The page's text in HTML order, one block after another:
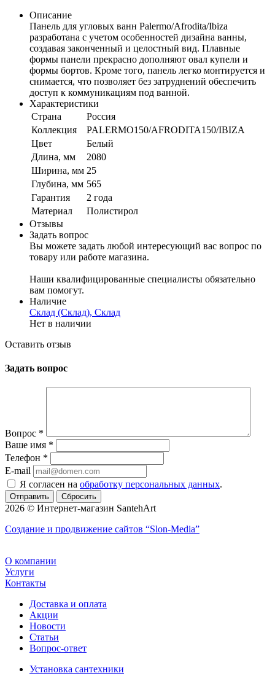
Описание
Панель для угловых ванн Palermo/Afrodita/Ibiza
разработана с учетом особенностей дизайна ванны,
создавая законченный и целостный вид. Плавные
формы панели прекрасно дополняют овал купели и
формы бортов. Кроме того, панель легко монтируется и
снимается, что позволяет без затруднений обеспечить
доступ к коммуникациям под ванной.
Характеристики
Страна
Россия
Коллекция
PALERMO150/AFRODITA150/IBIZA
Цвет
Белый
Длина, мм
2080
Ширина, мм 25
Глубина, мм 565
Гарантия
2 года
Материал
Полистирол
Отзывы
Задать вопрос
Вы можете задать любой интересующий вас вопрос по
товару или работе магазина.
Наши квалифицированные специалисты обязательно
вам помогут.
Наличие
Склад (Склад), Склад
Нет в наличии
Оставить отзыв
Задать вопрос
Вопрос *
Ваше имя *
Телефон *
E-mail
Я согласен на обработку персональных данных.
Сбросить
2026 © Интернет-магазин SantehArt
Создание и продвижение сайтов “Slon-Media”
О компании
Услуги
Контакты
Доставка и оплата
Акции
Новости
Статьи
Вопрос-ответ
Установка сантехники